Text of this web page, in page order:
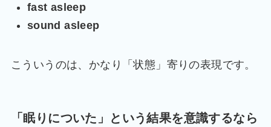
fast asleep
sound asleep
こういうのは、かなり「状態」寄りの表現です。
「眠りについた」という結果を意識するなら